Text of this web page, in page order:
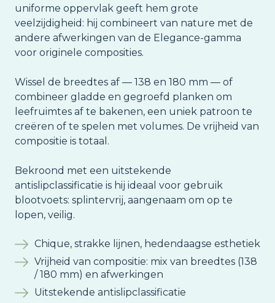
uniforme oppervlak geeft hem grote
veelzijdigheid: hij combineert van nature met de
andere afwerkingen van de Elegance-gamma
voor originele composities.
Wissel de breedtes af — 138 en 180 mm — of
combineer gladde en gegroefd planken om
leefruimtes af te bakenen, een uniek patroon te
creëren of te spelen met volumes. De vrijheid van
compositie is totaal.
Bekroond met een uitstekende
antislipclassificatie is hij ideaal voor gebruik
blootvoets: splintervrij, aangenaam om op te
lopen, veilig.
Chique, strakke lijnen, hedendaagse esthetiek
Vrijheid van compositie: mix van breedtes (138
/ 180 mm) en afwerkingen
Uitstekende antislipclassificatie